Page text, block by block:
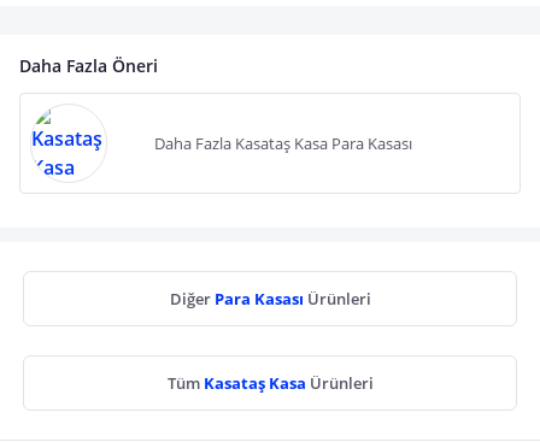
Daha Fazla Öneri
Daha Fazla Kasataş Kasa Para Kasası
Diğer Para Kasası Ürünleri
Tüm Kasataş Kasa Ürünleri